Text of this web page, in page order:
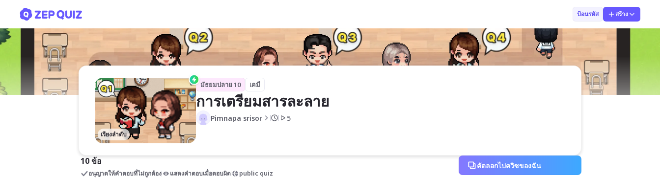
ป้อนรหัส สร้าง
เรียงลำดับ
มัธยมปลาย 10 เคมี
การเตรียมสารละลาย
Pimnapa srisor 5
10 ข้อ
อนุญาตให้คำตอบที่ไม่ถูกต้อง แสดงคำตอบเมื่อตอบผิด public quiz
คัดลอกไปควิซของฉัน